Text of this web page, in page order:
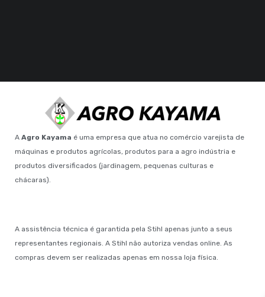
A Agro Kayama é uma empresa que atua no comércio varejista de
máquinas e produtos agrícolas, produtos para a agro indústria e
produtos diversificados (jardinagem, pequenas culturas e
chácaras).
A assistência técnica é garantida pela Stihl apenas junto a seus
representantes regionais. A Stihl não autoriza vendas online. As
compras devem ser realizadas apenas em nossa loja física.